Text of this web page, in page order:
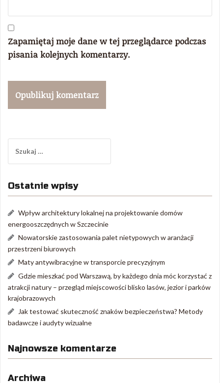
Zapamiętaj moje dane w tej przeglądarce podczas
pisania kolejnych komentarzy.
Ostatnie wpisy
Wpływ architektury lokalnej na projektowanie domów
energooszczędnych w Szczecinie
Nowatorskie zastosowania palet nietypowych w aranżacji
przestrzeni biurowych
Maty antywibracyjne w transporcie precyzyjnym
Gdzie mieszkać pod Warszawą, by każdego dnia móc korzystać z
atrakcji natury – przegląd miejscowości blisko lasów, jezior i parków
krajobrazowych
Jak testować skuteczność znaków bezpieczeństwa? Metody
badawcze i audyty wizualne
Najnowsze komentarze
Archiwa